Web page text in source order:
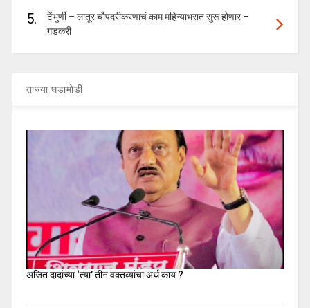
5.
टेंभुर्णी – लातूर चौपदरीकरणाचं काम महिन्याभरात सुरू होणार –
गडकरी
ताज्या घडामोडी
अजित दादांच्या ‘त्या’ तीन वक्तव्यांचा अर्थ काय ?